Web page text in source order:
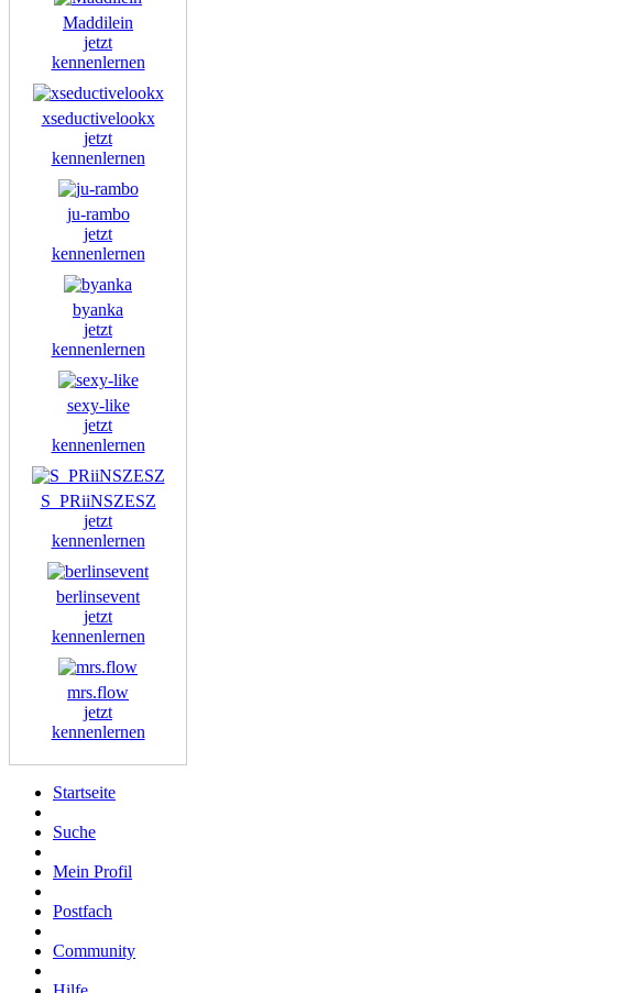
Maddilein
jetzt
kennenlernen
xseductivelookx
jetzt
kennenlernen
ju-rambo
jetzt
kennenlernen
byanka
jetzt
kennenlernen
sexy-like
jetzt
kennenlernen
S_PRiiNSZESZ
jetzt
kennenlernen
berlinsevent
jetzt
kennenlernen
mrs.flow
jetzt
kennenlernen
Startseite
Suche
Mein Profil
Postfach
Community